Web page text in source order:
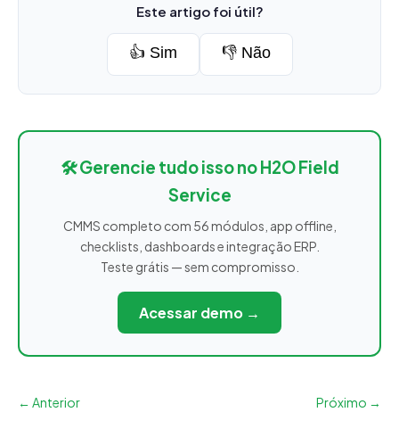
Este artigo foi útil?
👍 Sim 👎 Não
🛠️ Gerencie tudo isso no H2O Field
Service
CMMS completo com 56 módulos, app offline,
checklists, dashboards e integração ERP.
Teste grátis — sem compromisso.
Acessar demo →
← Anterior Próximo →